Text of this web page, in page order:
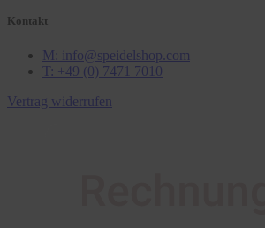
Kontakt
M: info@speidelshop.com
T: +49 (0) 7471 7010
Vertrag widerrufen